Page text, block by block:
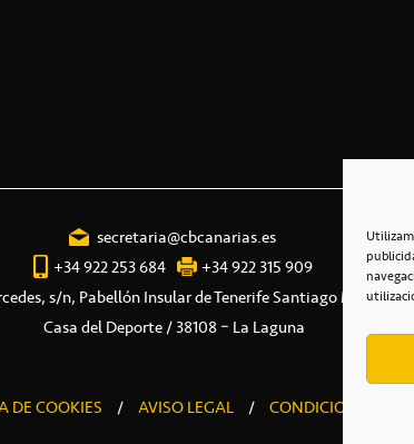
secretaria@cbcanarias.es
+34 922 253 684
+34 922 315 909
s/n, Pabellón Insular de Tenerife Santiago Martín
Casa del Deporte / 38108 – La Laguna
DE COOKIES / AVISO LEGAL / CONDICIONES